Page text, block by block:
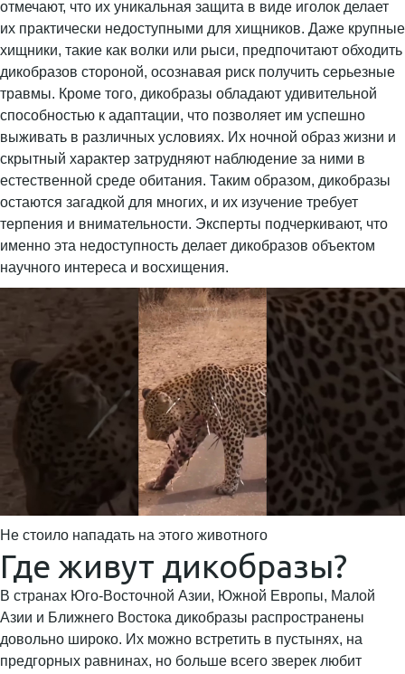
отмечают, что их уникальная защита в виде иголок делает
их практически недоступными для хищников. Даже крупные
хищники, такие как волки или рыси, предпочитают обходить
дикобразов стороной, осознавая риск получить серьезные
травмы. Кроме того, дикобразы обладают удивительной
способностью к адаптации, что позволяет им успешно
выживать в различных условиях. Их ночной образ жизни и
скрытный характер затрудняют наблюдение за ними в
естественной среде обитания. Таким образом, дикобразы
остаются загадкой для многих, и их изучение требует
терпения и внимательности. Эксперты подчеркивают, что
именно эта недоступность делает дикобразов объектом
научного интереса и восхищения.
Не стоило нападать на этого животного
Где живут дикобразы?
В странах Юго-Восточной Азии, Южной Европы, Малой
Азии и Ближнего Востока дикобразы распространены
довольно широко. Их можно встретить в пустынях, на
предгорных равнинах, но больше всего зверек любит